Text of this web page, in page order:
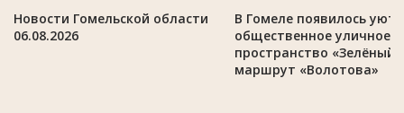
Новости Гомельской области
06.08.2026
В Гомеле появилось
общественное уличное
пространство «Зелёный
маршрут «Волотова»